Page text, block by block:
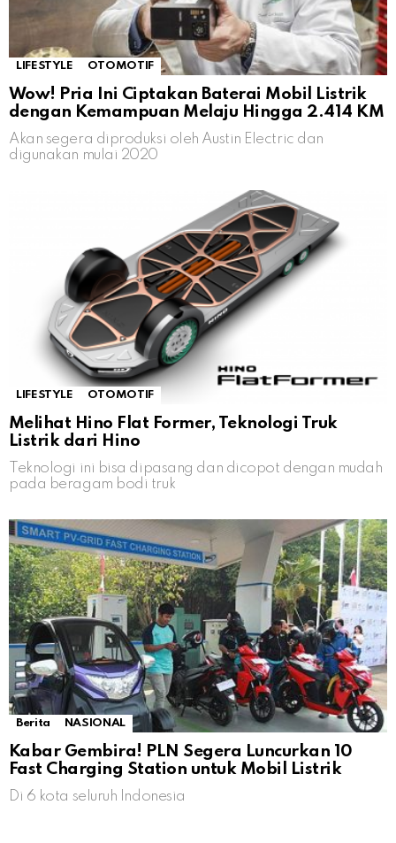
LIFESTYLE OTOMOTIF
Wow! Pria Ini Ciptakan Baterai Mobil Listrik
dengan Kemampuan Melaju Hingga 2.414 KM
Akan segera diproduksi oleh Austin Electric dan
digunakan mulai 2020
LIFESTYLE OTOMOTIF
Melihat Hino Flat Former, Teknologi Truk
Listrik dari Hino
Teknologi ini bisa dipasang dan dicopot dengan mudah
pada beragam bodi truk
Berita NASIONAL
Kabar Gembira! PLN Segera Luncurkan 10
Fast Charging Station untuk Mobil Listrik
Di 6 kota seluruh Indonesia